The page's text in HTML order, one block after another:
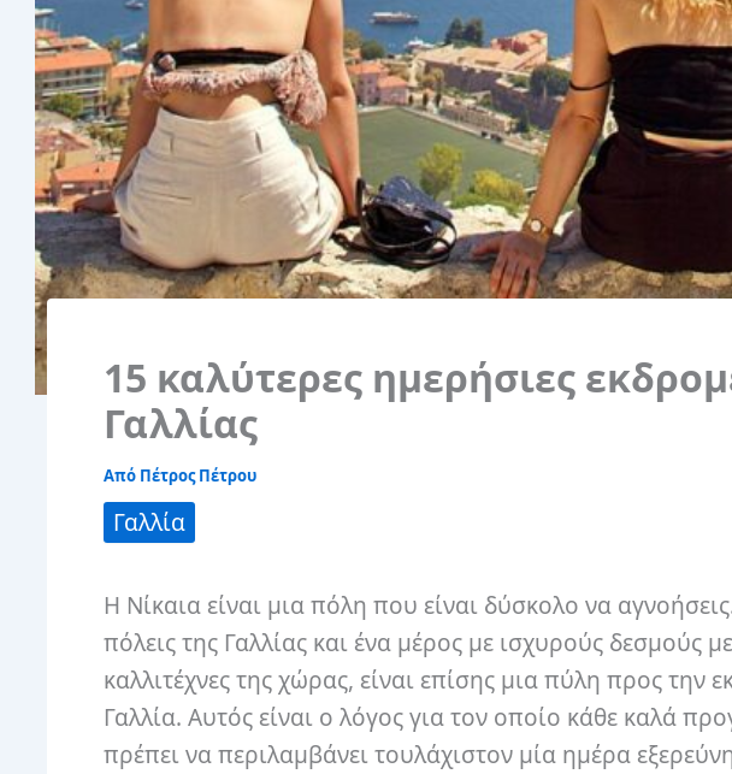
15 καλύτερες ημερήσιες
Γαλλίας
Από Πέτρος Πέτρου
Γαλλία
Η Νίκαια είναι μια πόλη που είναι δύσκολο να
πόλεις της Γαλλίας και ένα μέρος με ισχυρούς δεσμούς
καλλιτέχνες της χώρας, είναι επίσης μια πύλη προς την
Γαλλία. Αυτός είναι ο λόγος για τον οποίο κάθε καλά
πρέπει να περιλαμβάνει τουλάχιστον μία ημέρα